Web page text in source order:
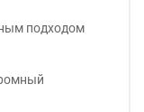
подходом